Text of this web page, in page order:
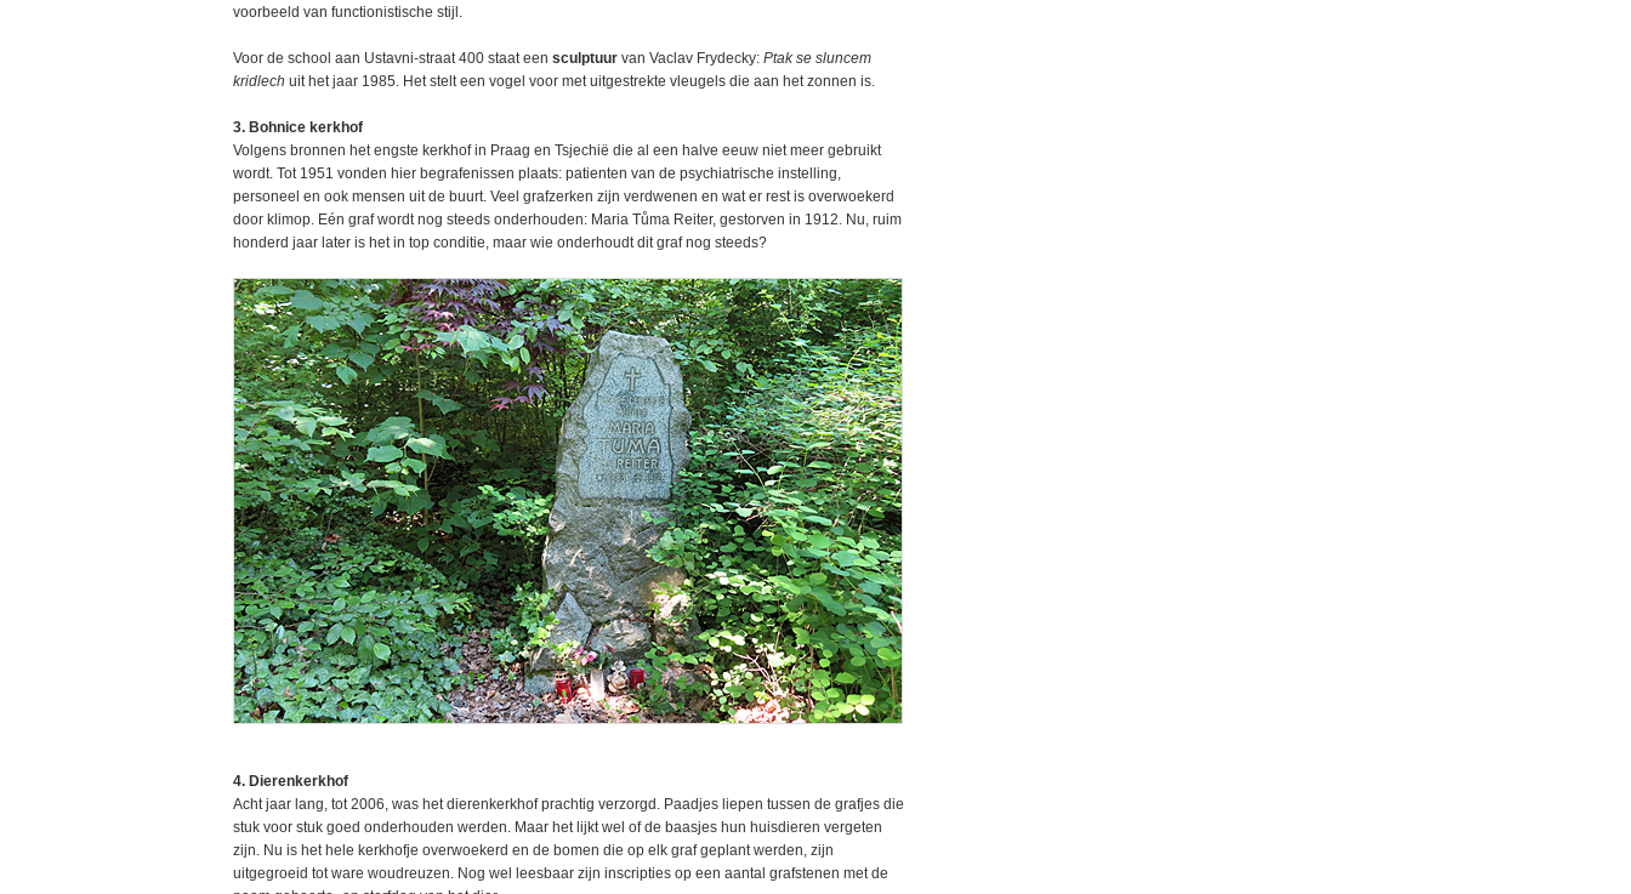
voorbeeld van functionistische stijl.
Voor de school aan Ustavni-straat 400 staat een sculptuur van Vaclav Frydecky: Ptak se sluncem
kridlech uit het jaar 1985. Het stelt een vogel voor met uitgestrekte vleugels die aan het zonnen is.
3. Bohnice kerkhof
Volgens bronnen het engste kerkhof in Praag en Tsjechië die al een halve eeuw niet meer gebruikt
wordt. Tot 1951 vonden hier begrafenissen plaats: patienten van de psychiatrische instelling,
personeel en ook mensen uit de buurt. Veel grafzerken zijn verdwenen en wat er rest is overwoekerd
door klimop. Eén graf wordt nog steeds onderhouden: Maria Tůma Reiter, gestorven in 1912. Nu, ruim
honderd jaar later is het in top conditie, maar wie onderhoudt dit graf nog steeds?
4. Dierenkerkhof
Acht jaar lang, tot 2006, was het dierenkerkhof prachtig verzorgd. Paadjes liepen tussen de grafjes die
stuk voor stuk goed onderhouden werden. Maar het lijkt wel of de baasjes hun huisdieren vergeten
zijn. Nu is het hele kerkhofje overwoekerd en de bomen die op elk graf geplant werden, zijn
uitgegroeid tot ware woudreuzen. Nog wel leesbaar zijn inscripties op een aantal grafstenen met de